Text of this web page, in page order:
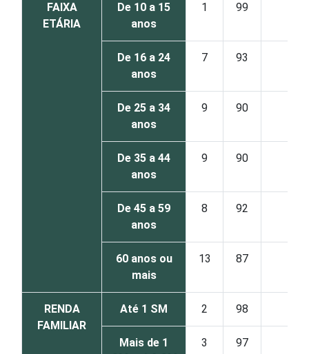
FAIXA
ETÁRIA
De 10 a 15
anos
1 99
De 16 a 24
anos
7 93
De 25 a 34
anos
9 90
De 35 a 44
anos
9 90
De 45 a 59
anos
8 92
60 anos ou
mais
13 87
RENDA
FAMILIAR
Até 1 SM 2 98
Mais de 1
3 97